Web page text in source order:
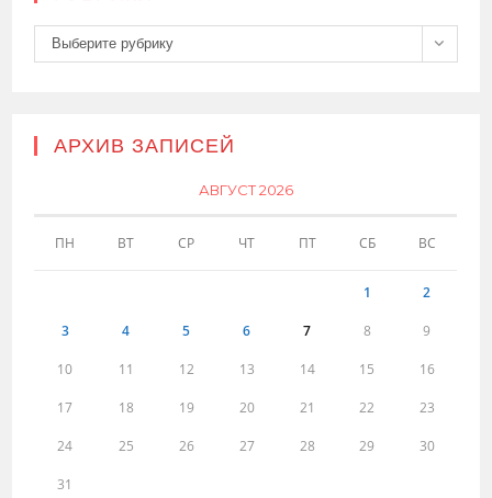
Рубрики
Выберите рубрику
АРХИВ ЗАПИСЕЙ
АВГУСТ 2026
ПН ВТ СР ЧТ ПТ СБ ВС
1 2
3 4 5 6 7 8 9
10 11 12 13 14 15 16
17 18 19 20 21 22 23
24 25 26 27 28 29 30
31